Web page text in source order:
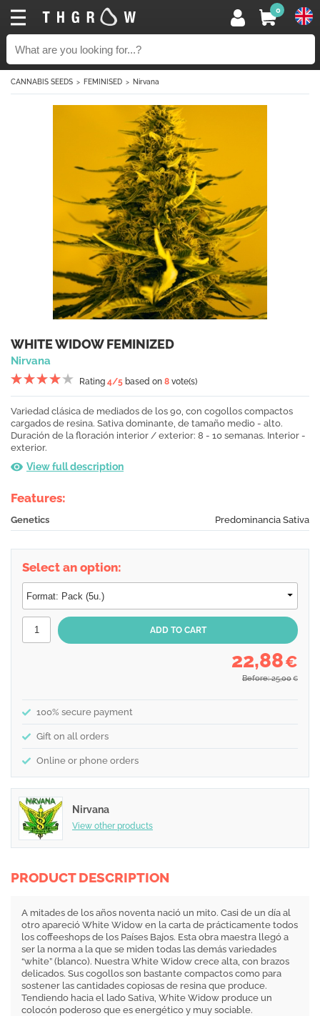
0
CANNABIS SEEDS FEMINISED Nirvana
WHITE WIDOW FEMINIZED
Nirvana
Rating 4/5 based on 8 vote(s)
Variedad clásica de mediados de los 90, con cogollos compactos
cargados de resina. Sativa dominante, de tamaño medio - alto.
Duración de la floración interior / exterior: 8 - 10 semanas. Interior -
exterior.
View full description
Features:
Genetics Predominancia Sativa
Select an option:
22,88€
Before: 25,00 €
100% secure payment
Gift on all orders
Online or phone orders
Nirvana
View other products
PRODUCT DESCRIPTION
A mitades de los años noventa nació un mito. Casi de un día al
otro apareció White Widow en la carta de prácticamente todos
los coffeeshops de los Países Bajos. Esta obra maestra llegó a
ser la norma a la que se miden todas las demás variedades
“white” (blanco). Nuestra White Widow crece alta, con brazos
delicados. Sus cogollos son bastante compactos como para
sostener las cantidades copiosas de resina que produce.
Tendiendo hacia el lado Sativa, White Widow produce un
colocón poderoso que es energético y muy sociable.